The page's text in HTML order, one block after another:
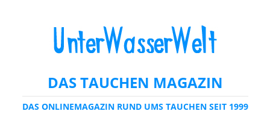
DAS TAUCHEN MAGAZIN
DAS ONLINEMAGAZIN RUND UMS TAUCHEN SEIT 1999